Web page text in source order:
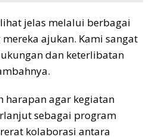
jelas melalui berbagai
ajukan. Kami sangat
dan keterlibatan
harapan agar kegiatan
sebagai program
kolaborasi antara